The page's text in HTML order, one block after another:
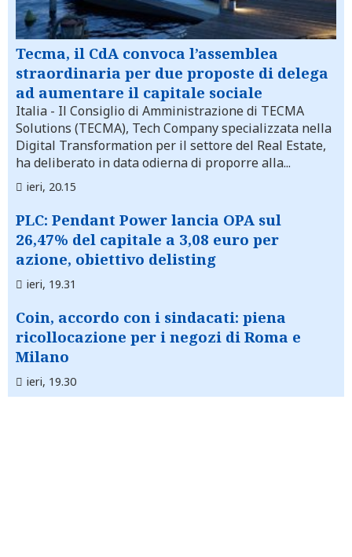
Tecma, il CdA convoca l’assemblea
straordinaria per due proposte di delega
ad aumentare il capitale sociale
Italia - Il Consiglio di Amministrazione di TECMA
Solutions (TECMA), Tech Company specializzata nella
Digital Transformation per il settore del Real Estate,
ha deliberato in data odierna di proporre alla...
ieri, 20.15
PLC: Pendant Power lancia OPA sul
26,47% del capitale a 3,08 euro per
azione, obiettivo delisting
ieri, 19.31
Coin, accordo con i sindacati: piena
ricollocazione per i negozi di Roma e
Milano
ieri, 19.30